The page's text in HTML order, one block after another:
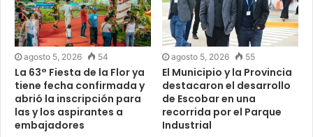
agosto 5, 2026 54
La 63° Fiesta de la Flor ya
tiene fecha confirmada y
abrió la inscripción para
las y los aspirantes a
embajadores
agosto 5, 2026 55
El Municipio y la Provincia
destacaron el desarrollo
de Escobar en una
recorrida por el Parque
Industrial